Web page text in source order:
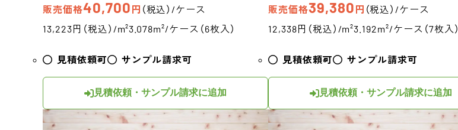
販売価格40,700 円 （税込）/ケース
13,223円（税込）/m²3.078m²/ケース（6枚入）
見積依頼可 サンプル請求可
見積依頼・サンプル請求に追加
販売価格39,380 円 （税込）/ケース
12,338円（税込）/m²3.192m²/ケース（7枚入）
見積依頼可 サンプル請求可
見積依頼・サンプル請求に追加